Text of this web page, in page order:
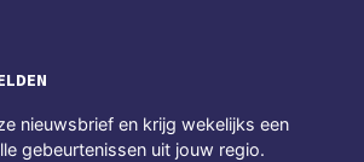
nieuwsbrief en krijg wekelijks een
gebeurtenissen uit jouw regio.